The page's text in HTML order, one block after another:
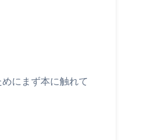
にまず本に触れて